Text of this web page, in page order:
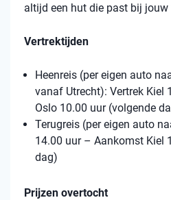
altijd een hut die past bij jouw
Vertrektijden
Heenreis (per eigen auto
vanaf Utrecht): Vertrek Kiel
Oslo 10.00 uur (volgende
Terugreis (per eigen auto
14.00 uur – Aankomst Kiel
dag)
Prijzen overtocht